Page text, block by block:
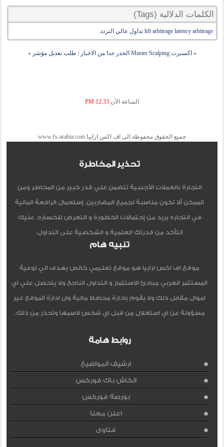
الكلمات الدلالية (Tags)
hft arbitrage latency arbitrage تداول عالي التردد
« اكسبرت Master Scalping الحذر جدا من الاخبار طلب تعديل مؤشر »
الساعة الآن 12:33 PM
جميع الحقوق محفوظة الى اف اكس ارابيا www.fx-arabia.com
تحذير المخاطرة
التجارة بالعملات الأجنبية تتضمن علي قدر كبير من المخاطر ومن
الممكن ألا تكون مناسبة لجميع المضاربين, إستعمال الرافعة المالية
في التجاره يزيد من إحتمالات الخطورة و التعرض للخساره, عليك
التأكد من قدرتك العلمية و الشخصية على التداول.
تنبيه هام
موقع اف اكس ارابيا هو موقع تعليمي خالص يهدف الي توعية
المستثمر العربي مبادئ الاستثمار و التداول الناجح ولا يتحصل علي اي
اموال مقابل ذلك ولا يقوم بادارة محافظ مالية وان ادارة الموقع غير
مسؤولة عن اي استغلال من قبل اي شخص لاسمها وتحذر من ذلك.
روابط هامة
ارشيف المواضيع
الكاش باك فوركس
بورصة فوركس
اعلن معنا
فتاوى